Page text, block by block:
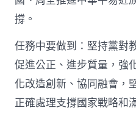
撐。
任務中要做到：堅持黨對
促進公正、進步質量，強
化改造創新、協同融會，
正確處理支撐國家戰略和